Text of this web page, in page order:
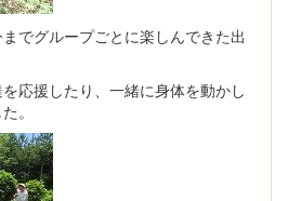
でグループごとに楽しんできた出
応援したり、一緒に身体を動かし
。